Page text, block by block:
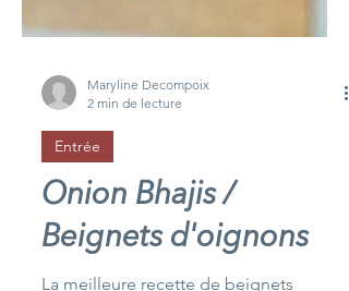
Maryline Decompoix